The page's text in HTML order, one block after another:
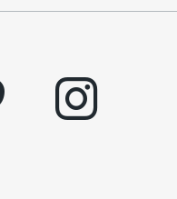
instagram